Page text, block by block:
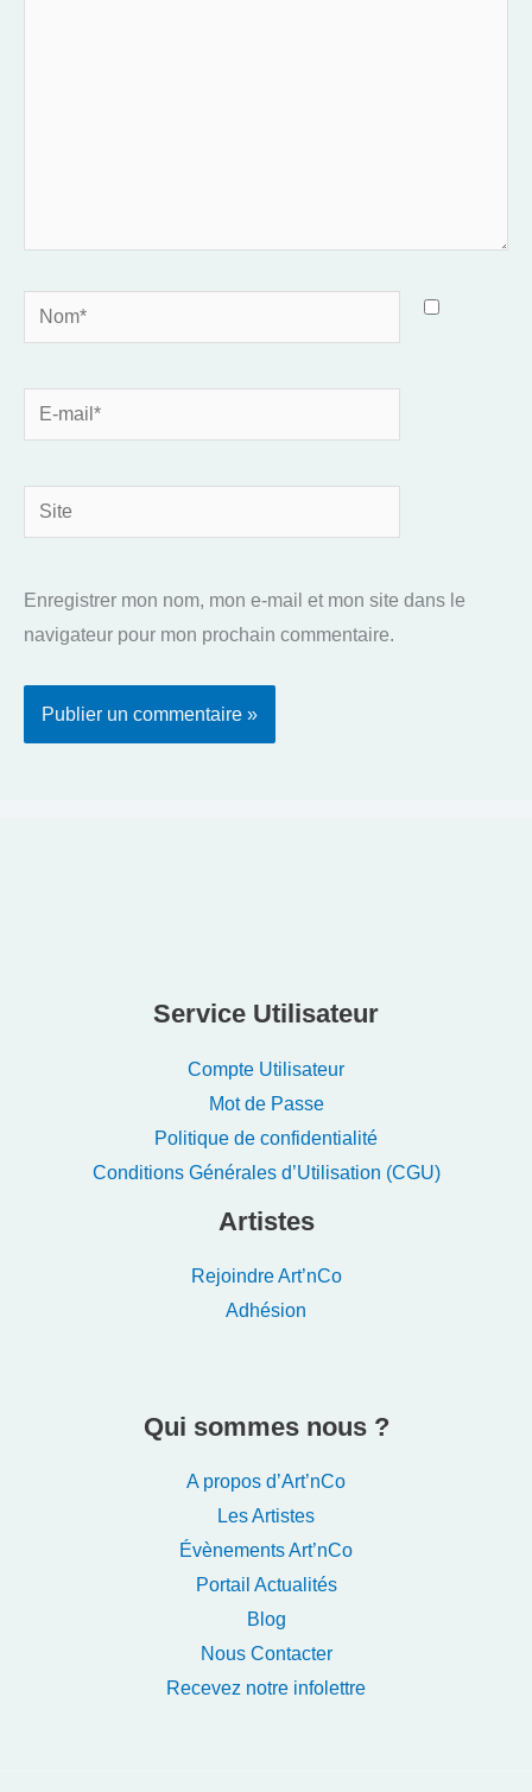
Nom*
E-
mail*
Site
Enregistrer mon nom, mon e-mail et mon site dans le
navigateur pour mon prochain commentaire.
Service Utilisateur
Compte Utilisateur
Mot de Passe
Politique de confidentialité
Conditions Générales d’Utilisation (CGU)
Artistes
Rejoindre Art’nCo
Adhésion
Qui sommes nous ?
A propos d’Art’nCo
Les Artistes
Évènements Art’nCo
Portail Actualités
Blog
Nous Contacter
Recevez notre infolettre